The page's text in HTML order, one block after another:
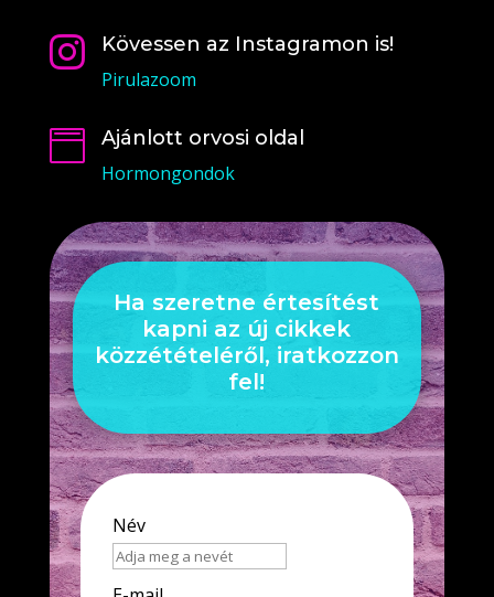

Kövessen az Instagramon is!
Pirulazoom

Ajánlott orvosi oldal
Hormongondok
Ha szeretne értesítést
kapni az új cikkek
közzétételéről, iratkozzon
fel!
Név